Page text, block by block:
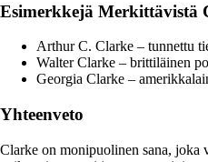
Esimerkkejä Merkittävistä
Arthur C. Clarke – tunnettu
Walter Clarke – brittiläinen
Georgia Clarke –
Yhteenveto
Clarke on monipuolinen sana, joka